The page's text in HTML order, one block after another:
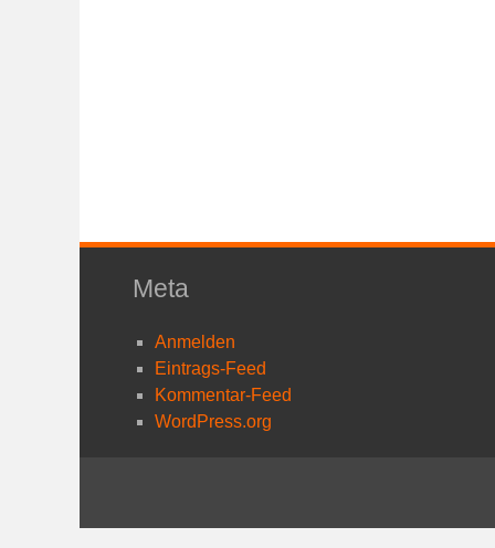
Meta
Anmelden
Eintrags-Feed
Kommentar-Feed
WordPress.org